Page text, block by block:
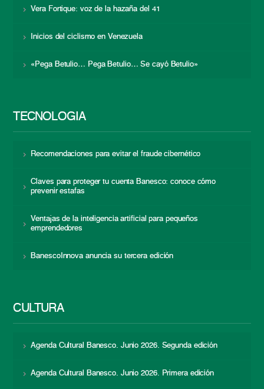
Vera Fortique: voz de la hazaña del 41
Inicios del ciclismo en Venezuela
«Pega Betulio… Pega Betulio… Se cayó Betulio»
TECNOLOGÍA
Recomendaciones para evitar el fraude cibernético
Claves para proteger tu cuenta Banesco: conoce cómo
prevenir estafas
Ventajas de la inteligencia artificial para pequeños
emprendedores
BanescoInnova anuncia su tercera edición
CULTURA
Agenda Cultural Banesco. Junio 2026. Segunda edición
Agenda Cultural Banesco. Junio 2026. Primera edición